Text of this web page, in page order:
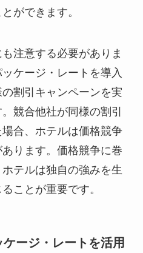
ができます。
も注意する必要がありま
ケージ・レートを導入
割引キャンペーンを実
競合他社が同様の割引
合、ホテルは価格競争
ります。価格競争に巻
テルは独自の強みを生
ことが重要です。
ージ・レートを活用